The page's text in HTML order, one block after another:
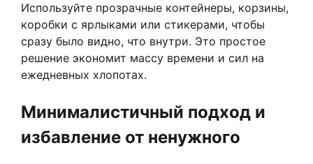
Используйте прозрачные контейнеры, корзины,
коробки с ярлыками или стикерами, чтобы
сразу было видно, что внутри. Это простое
решение экономит массу времени и сил на
ежедневных хлопотах.
Минималистичный подход и
избавление от ненужного